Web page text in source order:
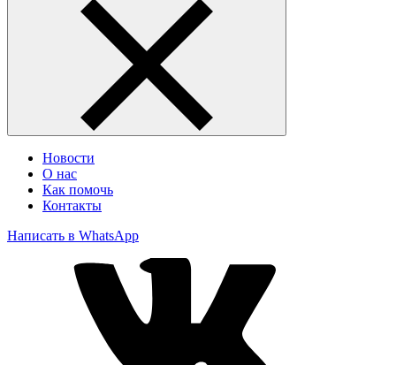
Новости
О нас
Как помочь
Контакты
Написать в WhatsApp